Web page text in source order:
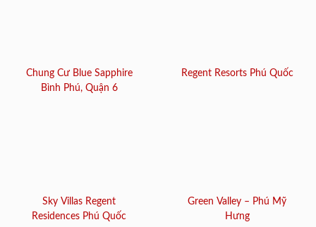
Chung Cư Blue Sapphire
Bình Phú, Quận 6
Regent Resorts Phú Quốc
Sky Villas Regent
Residences Phú Quốc
Green Valley – Phú Mỹ
Hưng